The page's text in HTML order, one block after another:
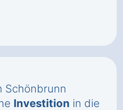
Schönbrunn
Investition in die